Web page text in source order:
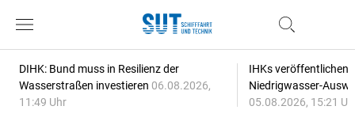
DIHK: Bund muss in Resilienz der
Wasserstraßen investieren 06.08.2026,
11:49 Uhr
IHKs veröffentlichen
Niedrigwasser-
05.08.2026, 15:21